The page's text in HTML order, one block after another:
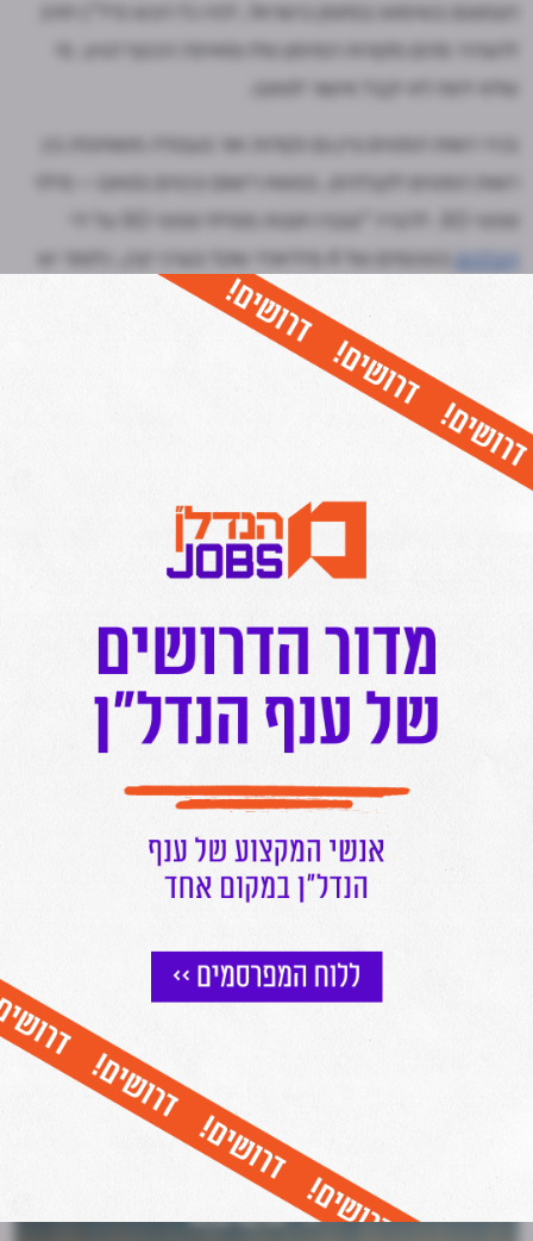
הצמצום בשימוש במזומן בישראל, לפיו כל רוכש נדל"ן יחויב
להצהיר מהם מקורות המימון שלו ומאיפה הכסף הגיע. מי
שלא ידווח לא יקבל אישור לטאבו.
בכיר רשות המסים ציין גם נקודות אור בעבודה משותפת בין
רשות המסים לקבלנים, בנושא רישום נכסים בטאבו – מילוי
טפסי 50. לדבריו "נצברו חובות ממילוי טפסי 50 על ידי
קבלנים
בסכומים של 4 מיליארד שקל בערכי קרן, כלומר יש
המון פרויקטים שלא יכלו להירשם ובעזרת הארגון בחודשים
האחרונים הנושא החל להיות מוסדר".
הנדל"ן מכל האתרים אצלכם בנייד!
לחצו כאן להצטרפות לתקציר המנהלים של מרכז הנדל"ן!
הצטרפו לניוזלטר של מרכז הנדל"ן
וקבלו עדכונים שוטפים על כל מה שחם בעולם הנדל"ן ישירות למייל שלכם
אני מאשר/ת קבלת דיוור